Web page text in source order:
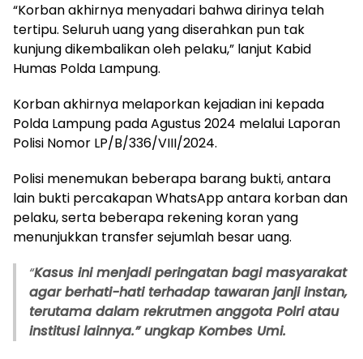
“Korban akhirnya menyadari bahwa dirinya telah
tertipu. Seluruh uang yang diserahkan pun tak
kunjung dikembalikan oleh pelaku,” lanjut Kabid
Humas Polda Lampung.
Korban akhirnya melaporkan kejadian ini kepada
Polda Lampung pada Agustus 2024 melalui Laporan
Polisi Nomor LP/B/336/VIII/2024.
Polisi menemukan beberapa barang bukti, antara
lain bukti percakapan WhatsApp antara korban dan
pelaku, serta beberapa rekening koran yang
menunjukkan transfer sejumlah besar uang.
“Kasus ini menjadi peringatan bagi masyarakat
agar berhati-hati terhadap tawaran janji instan,
terutama dalam rekrutmen anggota Polri atau
institusi lainnya.” ungkap Kombes Umi.